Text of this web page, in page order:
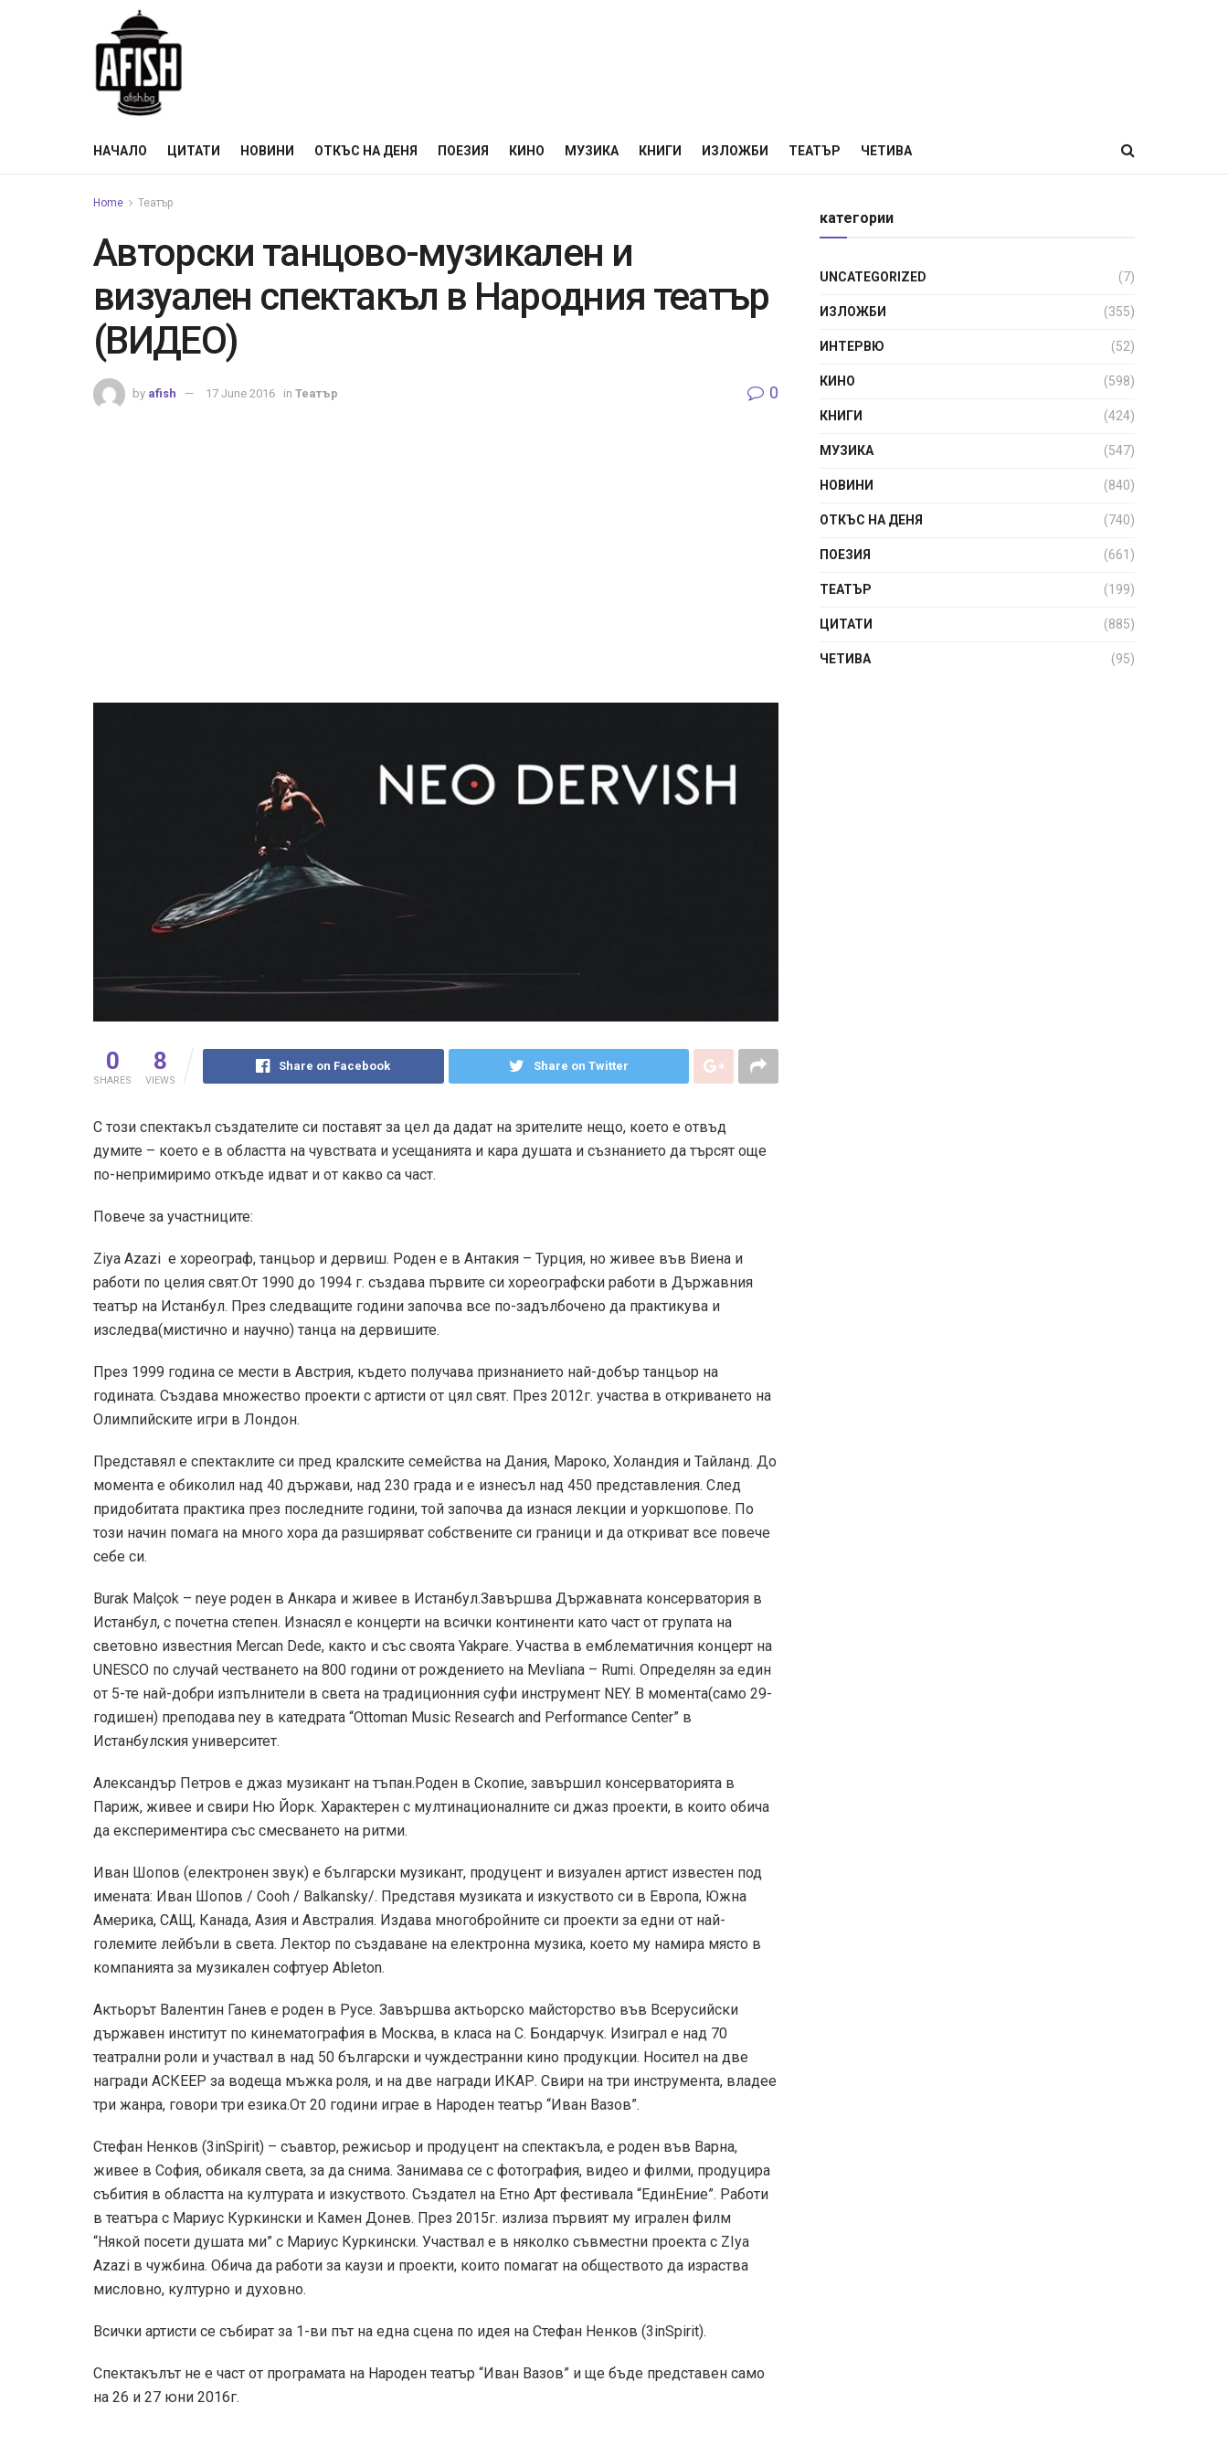
НАЧАЛО ЦИТАТИ НОВИНИ ОТКЪС НА ДЕНЯ ПОЕЗИЯ КИНО МУЗИКА КНИГИ ИЗЛОЖБИ ТЕАТЪР ЧЕТИВА
Home Театър
Авторски танцово-музикален и
визуален спектакъл в Народния театър
(ВИДЕО)
by afish 17 June 2016 in Театър 0
0
SHARES
8
VIEWS
Share on Facebook Share on Twitter
С този спектакъл създателите си поставят за цел да дадат на зрителите нещо, което е отвъд
думите – което е в областта на чувствата и усещанията и кара душата и съзнанието да търсят още
по-непримиримо откъде идват и от какво са част.
Повече за участниците:
Ziya Azazi е хореограф, танцьор и дервиш. Роден е в Антакия – Турция, но живее във Виена и
работи по целия свят.От 1990 до 1994 г. създава първите си хореографски работи в Държавния
театър на Истанбул. През следващите години започва все по-задълбочено да практикува и
изследва(мистично и научно) танца на дервишите.
През 1999 година се мести в Австрия, където получава признанието най-добър танцьор на
годината. Създава множество проекти с артисти от цял свят. През 2012г. участва в откриването на
Олимпийските игри в Лондон.
Представял е спектаклите си пред кралските семейства на Дания, Мароко, Холандия и Тайланд. До
момента е обиколил над 40 държави, над 230 града и е изнесъл над 450 представления. След
придобитата практика през последните години, той започва да изнася лекции и уоркшопове. По
този начин помага на много хора да разширяват собствените си граници и да откриват все повече
себе си.
Burak Malçok – neyе роден в Анкара и живее в Истанбул.Завършва Държавната консерватория в
Истанбул, с почетна степен. Изнасял е концерти на всички континенти като част от групата на
световно известния Mercan Dede, както и със своята Yakpare. Участва в емблематичния концерт на
UNESCO по случай честването на 800 години от рождението на Mevliana – Rumi. Определян за един
от 5-те най-добри изпълнители в света на традиционния суфи инструмент NEY. В момента(само 29-
годишен) преподава ney в катедрата “Ottoman Music Research and Performance Center” в
Истанбулския университет.
Александър Петров е джаз музикант на тъпан.Роден в Скопие, завършил консерваторията в
Париж, живее и свири Ню Йорк. Характерен с мултинационалните си джаз проекти, в които обича
да експериментира със смесването на ритми.
Иван Шопов (електронен звук) е български музикант, продуцент и визуален артист известен под
имената: Иван Шопов / Cooh / Balkansky/. Представя музиката и изкуството си в Европа, Южна
Америка, САЩ, Канада, Азия и Австралия. Издава многобройните си проекти за едни от най-
големите лейбъли в света. Лектор по създаване на електронна музика, което му намира място в
компанията за музикален софтуер Ableton.
Актьорът Валентин Ганев е роден в Русе. Завършва актьорско майсторство във Всерусийски
държавен институт по кинематография в Москва, в класа на С. Бондарчук. Изиграл е над 70
театрални роли и участвал в над 50 български и чуждестранни кино продукции. Носител на две
награди АСКЕЕР за водеща мъжка роля, и на две награди ИКАР. Свири на три инструмента, владее
три жанра, говори три езика.От 20 години играе в Народен театър “Иван Вазов”.
Стефан Ненков (3inSpirit) – съавтор, режисьор и продуцент на спектакъла, е роден във Варна,
живее в София, обикаля света, за да снима. Занимава се с фотография, видео и филми, продуцира
събития в областта на културата и изкуството. Създател на Етно Арт фестивала “ЕдинЕние”. Работи
в театъра с Мариус Куркински и Камен Донев. През 2015г. излиза първият му игрален филм
“Някой посети душата ми” с Мариус Куркински. Участвал е в няколко съвместни проекта с ZIya
Azazi в чужбина. Обича да работи за каузи и проекти, които помагат на обществото да израства
мисловно, културно и духовно.
Всички артисти се събират за 1-ви път на една сцена по идея на Стефан Ненков (3inSpirit).
Спектакълът не е част от програмата на Народен театър “Иван Вазов” и ще бъде представен само
на 26 и 27 юни 2016г.
категории
UNCATEGORIZED (7)
ИЗЛОЖБИ (355)
ИНТЕРВЮ (52)
КИНО (598)
КНИГИ (424)
МУЗИКА (547)
НОВИНИ (840)
ОТКЪС НА ДЕНЯ (740)
ПОЕЗИЯ (661)
ТЕАТЪР (199)
ЦИТАТИ (885)
ЧЕТИВА (95)